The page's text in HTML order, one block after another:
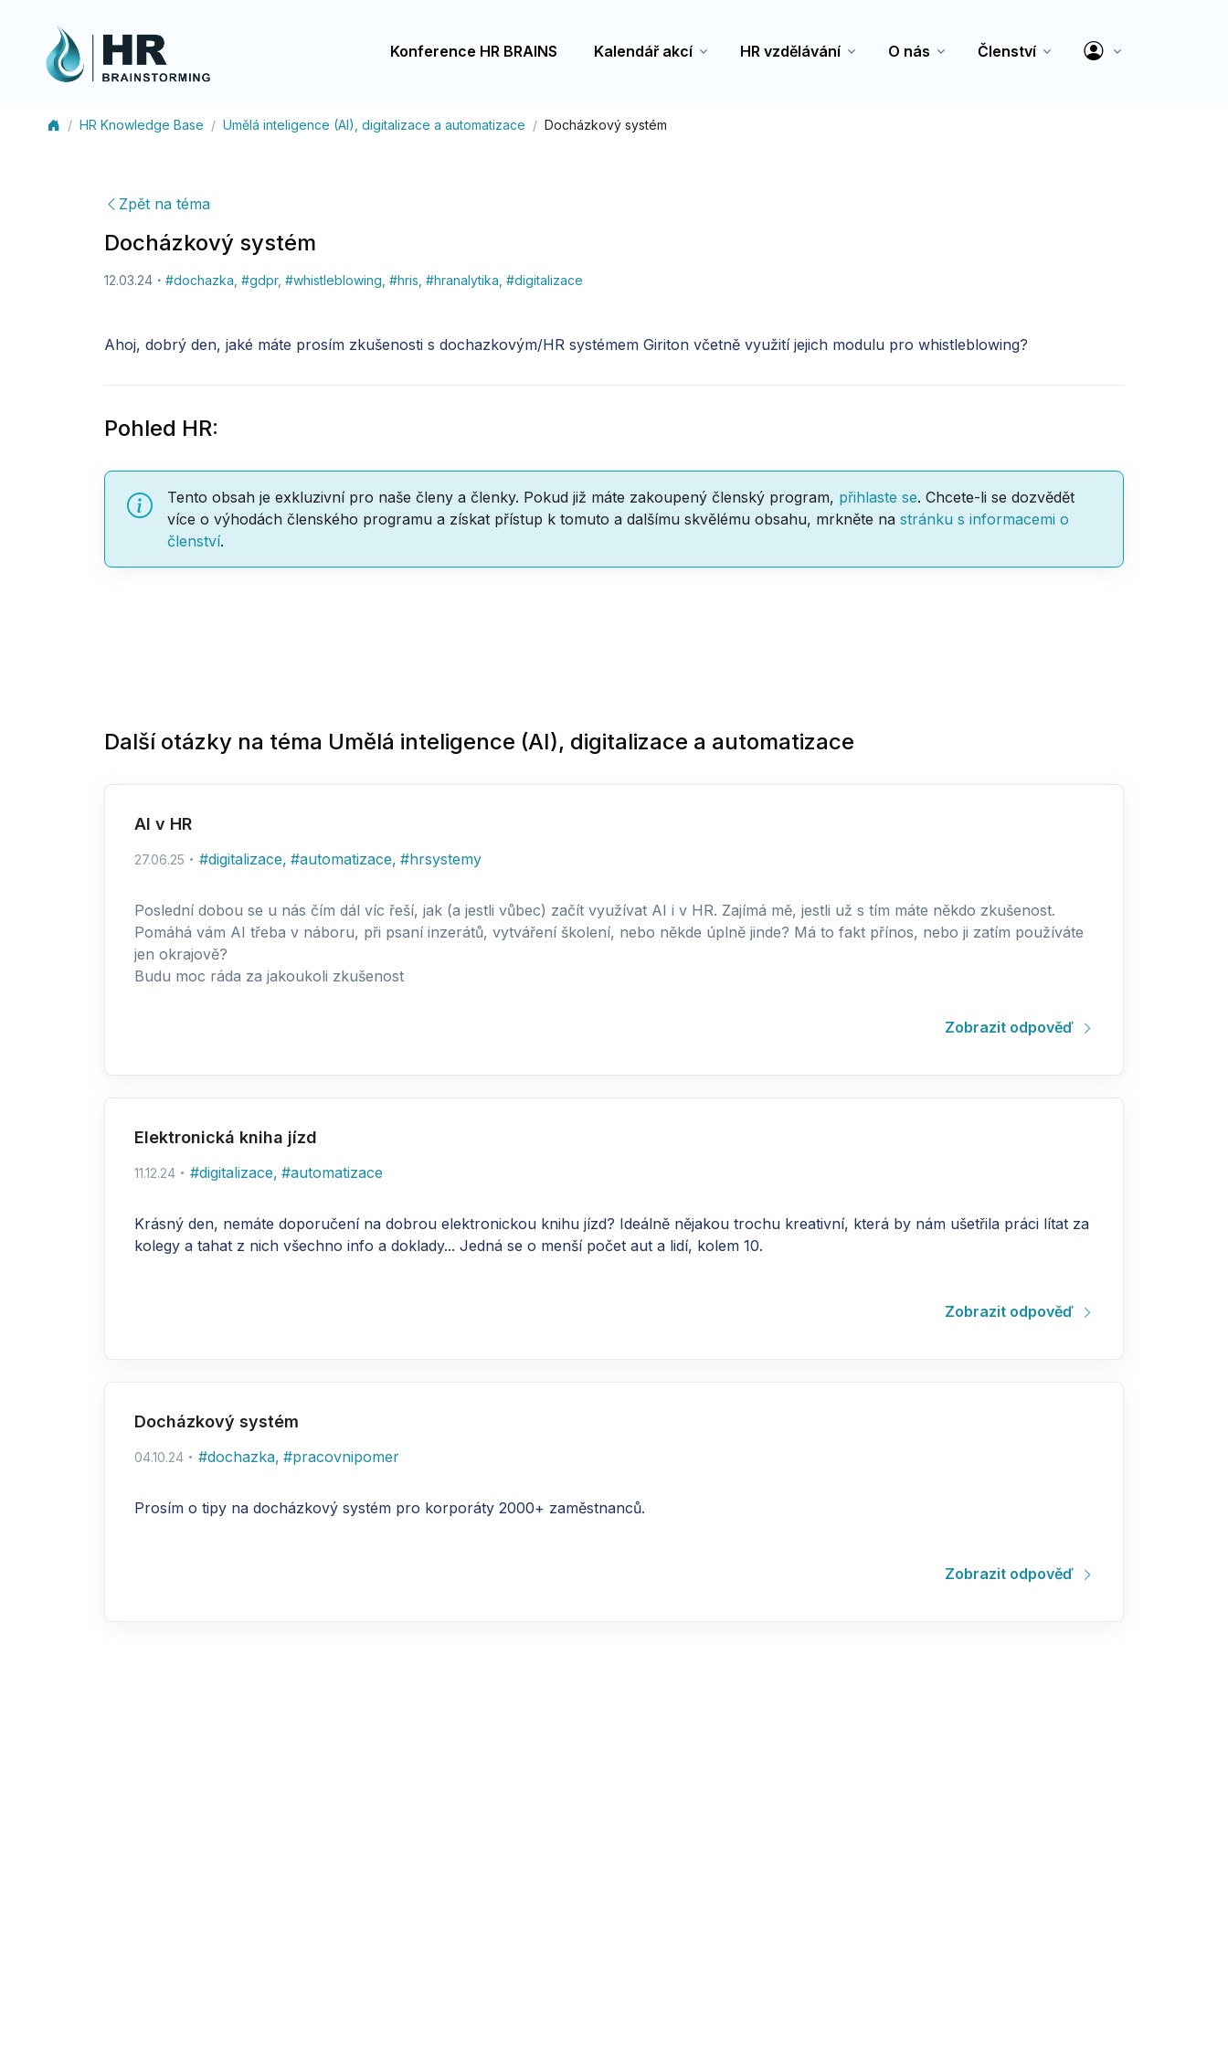
Konference HR BRAINS Kalendář akcí HR vzdělávání O nás Členství
HR Knowledge Base Umělá inteligence (AI), digitalizace a automatizace Docházkový systém
Zpět na téma
Docházkový systém
12.03.24 #dochazka #gdpr, #whistleblowing #hris #hranalytika #digitalizace
Ahoj, dobrý den, jaké máte prosím zkušenosti s dochazkovým/HR systémem Giriton včetně využití jejich modulu pro whistleblowing?
Pohled HR:
Tento obsah je exkluzivní pro naše členy a členky. Pokud již máte zakoupený členský program, přihlaste se. Chcete-li se dozvědět
více o výhodách členského programu a získat přístup k tomuto a dalšímu skvělému obsahu, mrkněte na stránku s informacemi o
členství.
Další otázky na téma Umělá inteligence (AI), digitalizace a automatizace
AI v HR
27.06.25 #digitalizace, #automatizace, #hrsystemy
Poslední dobou se u nás čím dál víc řeší, jak (a jestli vůbec) začít využívat AI i v HR. Zajímá mě, jestli už s tím máte někdo zkušenost.
Pomáhá vám AI třeba v náboru, při psaní inzerátů, vytváření školení, nebo někde úplně jinde? Má to fakt přínos, nebo ji zatím používáte
jen okrajově?
Budu moc ráda za jakoukoli zkušenost
Zobrazit odpověď
Elektronická kniha jízd
11.12.24 #digitalizace, #automatizace
Krásný den, nemáte doporučení na dobrou elektronickou knihu jízd? Ideálně nějakou trochu kreativní, která by nám ušetřila práci lítat za
kolegy a tahat z nich všechno info a doklady... Jedná se o menší počet aut a lidí, kolem 10.
Zobrazit odpověď
Docházkový systém
04.10.24 #dochazka, #pracovnipomer
Prosím o tipy na docházkový systém pro korporáty 2000+ zaměstnanců.
Zobrazit odpověď